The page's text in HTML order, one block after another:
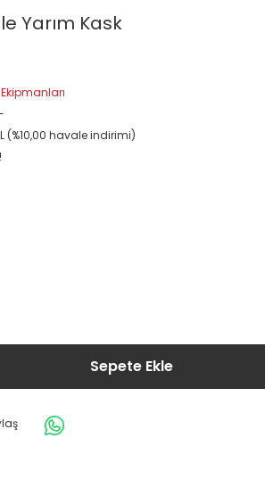
Yarım Kask
(%10,00 havale indirimi)
Sepete Ekle